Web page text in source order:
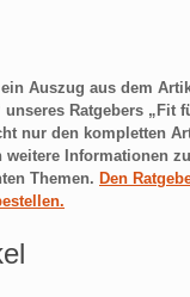
Auszug aus dem
Ratgebers „Fit
nur den kompletten
weitere Informationen
Themen. Den